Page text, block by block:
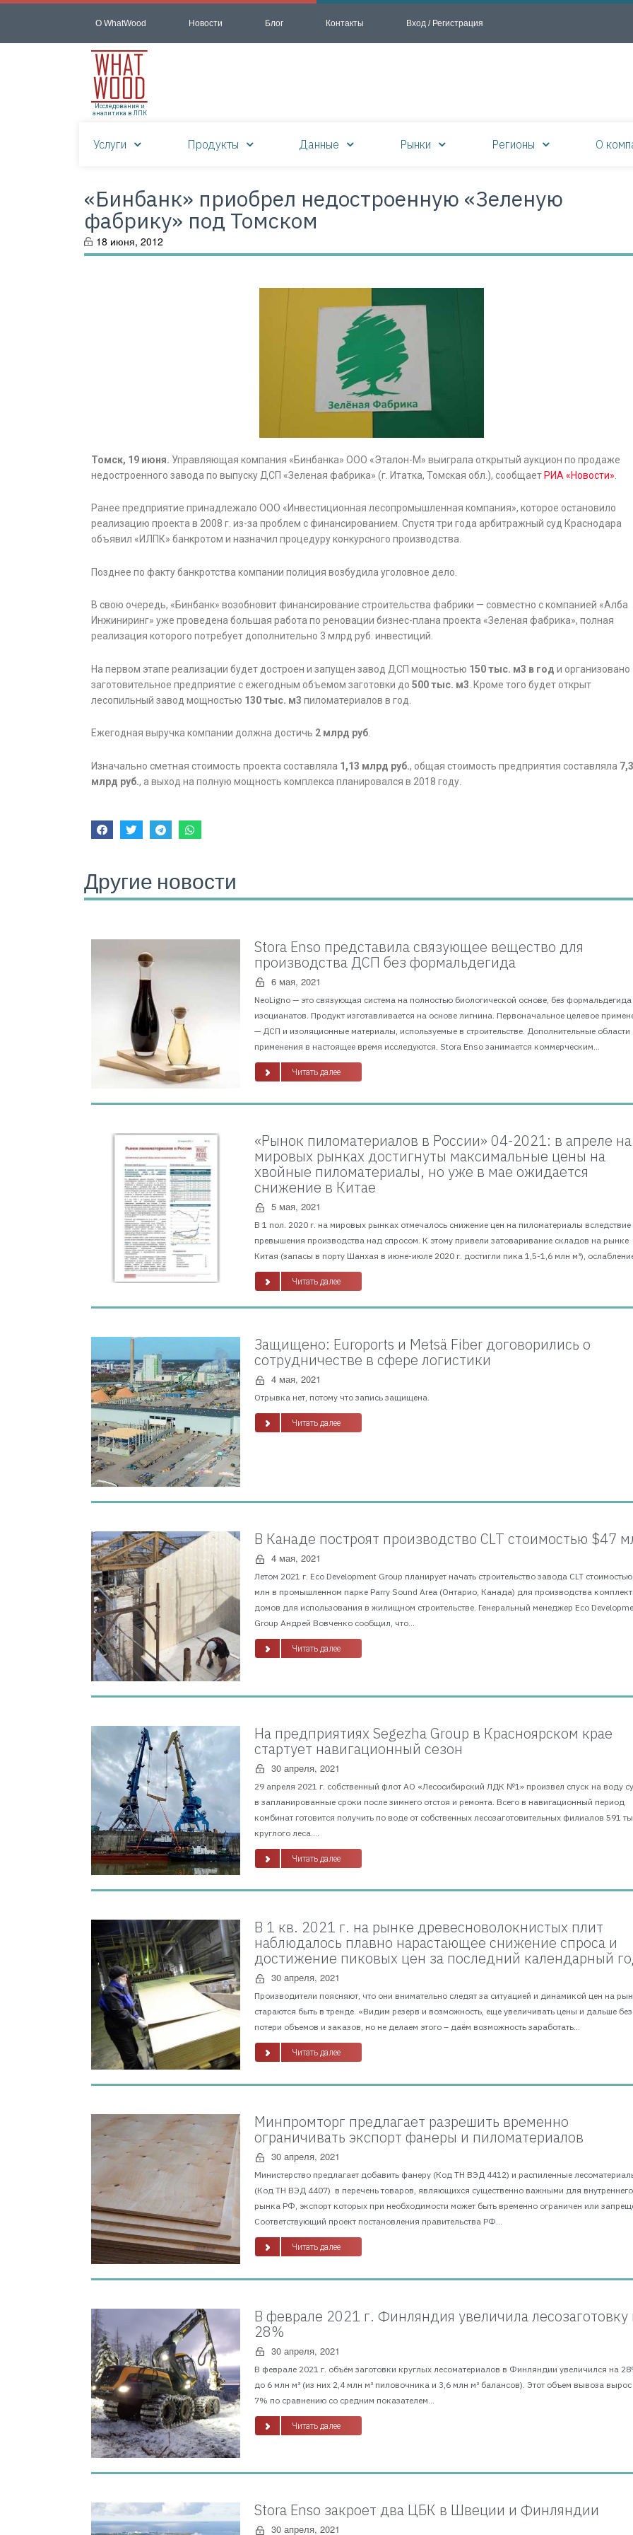
О WhatWood Новости Блог Контакты Вход / Регистрация
Исследования и
аналитика в ЛПК
Услуги Продукты Данные Рынки Регионы О
«Бинбанк» приобрел недостроенную «Зеленую
фабрику» под Томском
18 июня, 2012
Томск, 19 июня. Управляющая компания «Бинбанка» ООО «Эталон-М» выиграла открытый аукцион по продаже
недостроенного завода по выпуску ДСП «Зеленая фабрика» (г. Итатка, Томская обл.), сообщаетРИА «Новости»
Ранее предприятие принадлежало ООО «Инвестиционная лесопромышленная компания», которое остановило
реализацию проекта в 2008 г. из-за проблем с финансированием. Спустя три года арбитражный суд Краснодара
объявил «ИЛПК» банкротом и назначил процедуру конкурсного производства.
Позднее по факту банкротства компании полиция возбудила уголовное дело.
В свою очередь, «Бинбанк» возобновит финансирование строительства фабрики — совместно с компанией «Алба
Инжиниринг» уже проведена большая работа по реновации бизнес-плана проекта «Зеленая фабрика», полная
реализация которого потребует дополнительно 3 млрд руб. инвестиций.
На первом этапе реализации будет достроен и запущен завод ДСП мощностью 150 тыс. м3 в год и организовано
заготовительное предприятие с ежегодным объемом заготовки до 500 тыс. м3 . Кроме того будет открыт
лесопильный завод мощностью 130 тыс. м3 пиломатериалов в год.
Ежегодная выручка компании должна достичь 2 млрд руб.
Изначально сметная стоимость проекта составляла 1,13 млрд руб., общая стоимость предприятия составляла 7,3
млрд руб., а выход на полную мощность комплекса планировался в 2018 году.
Другие новости
Stora Enso представила связующее вещество для
производства ДСП без формальдегида
6 мая, 2021
NeoLigno — это связующая система на полностью биологической основе, без формальдегида
изоцианатов. Продукт изготавливается на основе лигнина. Первоначальное целевое
— ДСП и изоляционные материалы, используемые в строительстве. Дополнительные области
применения в настоящее время исследуются. Stora Enso занимается коммерческим...
Читать далее
«Рынок пиломатериалов в России» 04-2021: в апреле на
мировых рынках достигнуты максимальные цены на
хвойные пиломатериалы, но уже в мае ожидается
снижение в Китае
5 мая, 2021
В 1 пол. 2020 г. на мировых рынках отмечалось снижение цен на пиломатериалы вследствие
превышения производства над спросом. К этому привели затоваривание складов на рынке
Китая (запасы в порту Шанхая в июне-июле 2020 г. достигли пика 1,5-1,6 млн м³),
Читать далее
Защищено: Euroports и Metsä Fiber договорились о
сотрудничестве в сфере логистики
4 мая, 2021
Отрывка нет, потому что запись защищена.
Читать далее
В Канаде построят производство CLT стоимостью $47
4 мая, 2021
Летом 2021 г. Eco Development Group планирует начать строительство завода CLT
млн в промышленном парке Parry Sound Area (Онтарио, Канада) для производства
домов для использования в жилищном строительстве. Генеральный менеджер Eco
Group Андрей Вовченко сообщил, что...
Читать далее
На предприятиях Segezha Group в Красноярском крае
стартует навигационный сезон
30 апреля, 2021
29 апреля 2021 г. собственный флот АО «Лесосибирский ЛДК №1» произвел спуск на воду
в запланированные сроки после зимнего отстоя и ремонта. Всего в навигационный период
комбинат готовится получить по воде от собственных лесозаготовительных филиалов 591
круглого леса....
Читать далее
В 1 кв. 2021 г. на рынке древесноволокнистых плит
наблюдалось плавно нарастающее снижение спроса и
достижение пиковых цен за последний календарный
30 апреля, 2021
Производители поясняют, что они внимательно следят за ситуацией и динамикой цен на
стараются быть в тренде. «Видим резерв и возможность, еще увеличивать цены и дальше без
потери объемов и заказов, но не делаем этого – даём возможность заработать...
Читать далее
Минпромторг предлагает разрешить временно
ограничивать экспорт фанеры и пиломатериалов
30 апреля, 2021
Министерство предлагает добавить фанеру (Код ТН ВЭД 4412) и распиленные
(Код ТН ВЭД 4407) в перечень товаров, являющихся существенно важными для внутреннего
рынка РФ, экспорт которых при необходимости может быть временно ограничен или
Соответствующий проект постановления правительства РФ...
Читать далее
В феврале 2021 г. Финляндия увеличила лесозаготовку
28%
30 апреля, 2021
В феврале 2021 г. объём заготовки круглых лесоматериалов в Финляндии увеличился на
до 6 млн м³ (из них 2,4 млн м³ пиловочника и 3,6 млн м³ балансов). Этот объем вывоза вырос
7% по сравнению со средним показателем...
Читать далее
Stora Enso закроет два ЦБК в Швеции и Финляндии
30 апреля, 2021